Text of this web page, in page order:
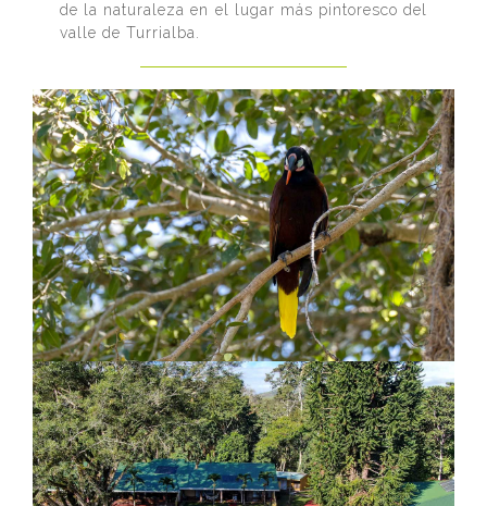
de la naturaleza en el lugar más pintoresco del
valle de Turrialba.